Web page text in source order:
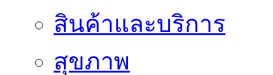
สินค้าและบริการ
สุขภาพ